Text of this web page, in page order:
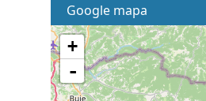
Google mapa